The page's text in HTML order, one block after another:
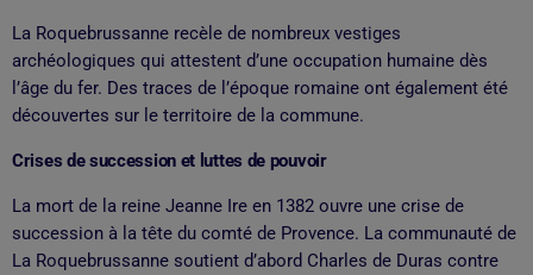
La Roquebrussanne recèle de nombreux vestiges
archéologiques qui attestent d’une occupation humaine dès
l’âge du fer. Des traces de l’époque romaine ont également été
découvertes sur le territoire de la commune.
Crises de succession et luttes de pouvoir
La mort de la reine Jeanne Ire en 1382 ouvre une crise de
succession à la tête du comté de Provence. La communauté de
La Roquebrussanne soutient d’abord Charles de Duras contre